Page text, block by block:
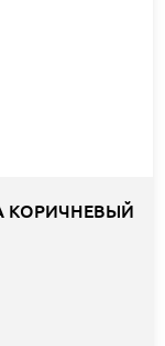
КОРИЧНЕВЫЙ